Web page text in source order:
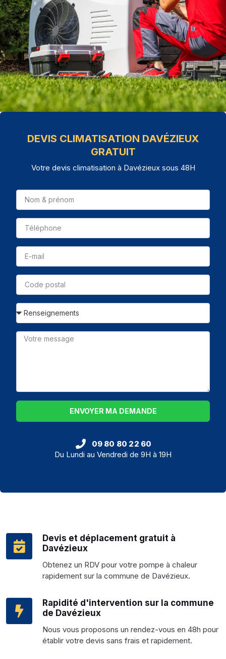
Devis et déplacement gratuit à
Davézieux
Obtenez un RDV pour votre pompe à chaleur
rapidement sur la commune de Davézieux.
Rapidité d'intervention sur la commune
de Davézieux
Nous vous proposons un rendez-vous en 48h pour
établir votre devis sans frais et rapidement.
DEVIS CLIMATISATION DAVÉZIEUX
GRATUIT
Votre devis climatisation à Davézieux sous 48H
ENVOYER MA DEMANDE
09 80 80 22 60
Du Lundi au Vendredi de 9H à 19H